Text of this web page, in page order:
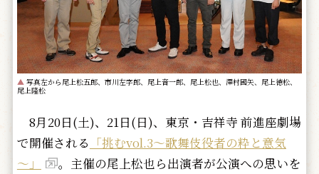
▲ 写真左から尾上松五郎、市川左字郎、尾上音一郎、尾上松也、澤村國矢、尾上徳松、
尾上隆松
8月20日(土)、21日(日)、東京・吉祥寺 前進座劇場
で開催される 「挑むvol.3～歌舞伎役者の粋と意気
～」
。主催の尾上松也ら出演者が公演への思いを